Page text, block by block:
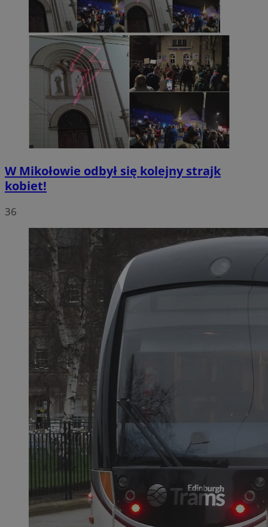
W Mikołowie odbył się kolejny strajk
kobiet!
36